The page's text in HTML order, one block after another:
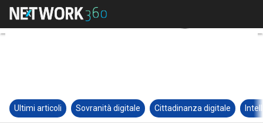
Ultimi articoli Sovranità digitale Cittadinanza digitale